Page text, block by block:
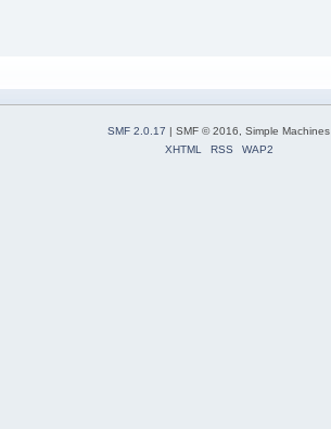
SMF 2.0.17 | SMF © 2016, Simple Machines
XHTML
RSS WAP2